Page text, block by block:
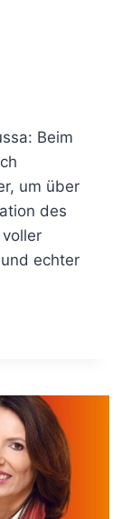
Beim
um über
des
echter